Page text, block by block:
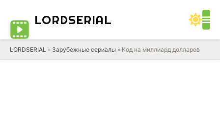
LORDSERIAL
LORDSERIAL » Зарубежные сериалы » Код на миллиард долларов